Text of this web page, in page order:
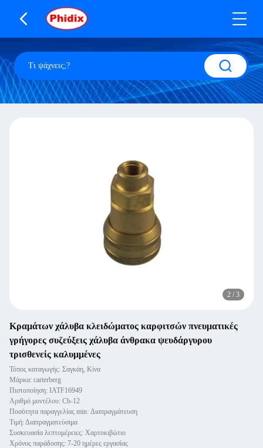
2 / 3
Κραμάτων χάλυβα κλειδώματος καρφιτσών πνευματικές
γρήγορες συζεύξεις χάλυβα άνθρακα ψευδάργυρου
τρισθενείς καλυμμένες
Τόπος καταγωγής: Σαγκάη, Κίνα
Μάρκα: carterberg
Πιστοποίηση: IATF16949
Αριθμό μοντέλου: Cb-12
Ποσότητα παραγγελίας min: Διαπραγμάτευση
Τιμή: Διαπραγματεύσιμα
Συσκευασία λεπτομέρειες: Χαρτοκιβώτιο
Χρόνος παράδοσης: 7-20 ημέρες εργασίας